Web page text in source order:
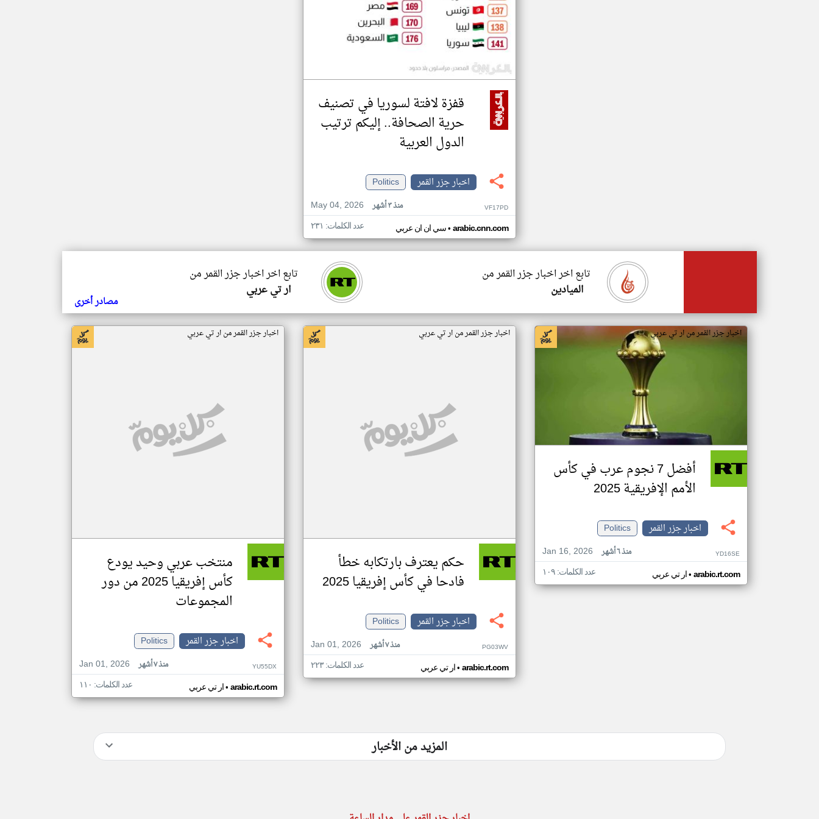
قفزة لافتة لسوريا في تصنيف
حرية الصحافة.. إليكم ترتيب
الدول العربية
اخبار جزر القمر
Politics
May 04, 2026
منذ ٣ أشهر VF17PD
سي ان ان عربي• arabic.cnn.com عدد الكلمات: ٢٣١
تابع اخر اخبار جزر القمر من
ار تي عربي
تابع اخر اخبار جزر القمر من
الميادين
مصادر أخرى
اخبار جزر القمر من ار تي عربي
أفضل 7 نجوم عرب في كأس
الأمم الإفريقية 2025
اخبار جزر القمر
Politics
Jan 16, 2026
منذ ٦ أشهر YD16SE
ار تي عربي• arabic.rt.com عدد الكلمات: ١٠٩
اخبار جزر القمر من ار تي عربي
حكم يعترف بارتكابه خطأ
فادحا في كأس إفريقيا 2025
اخبار جزر القمر
Politics
Jan 01, 2026
منذ ٧ أشهر PG03WV
ار تي عربي• arabic.rt.com عدد الكلمات: ٢٢٣
اخبار جزر القمر من ار تي عربي
منتخب عربي وحيد يودع
كأس إفريقيا 2025 من دور
المجموعات
اخبار جزر القمر
Politics
Jan 01, 2026
منذ ٧ أشهر YU55DX
ار تي عربي• arabic.rt.com عدد الكلمات: ١١٠
المزيد من الأخبار